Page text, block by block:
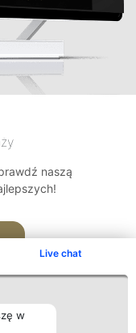
Live chat
w
naszą